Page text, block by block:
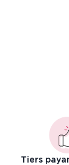
Tiers